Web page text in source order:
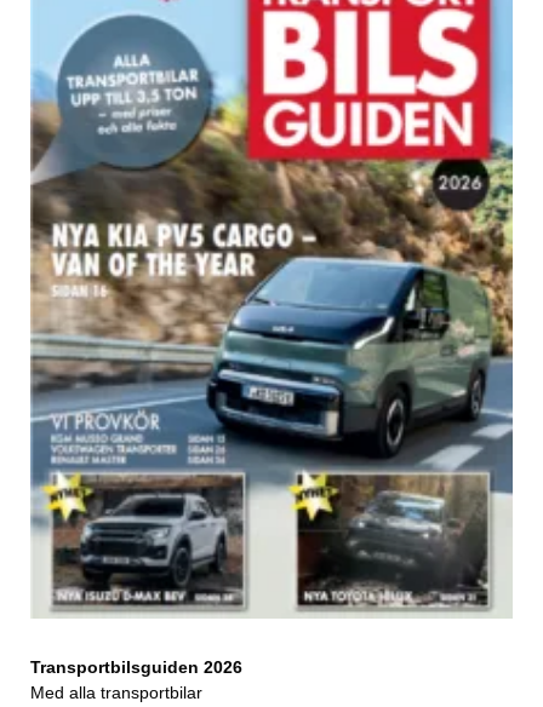
Transportbilsguiden 2026
Med alla transportbilar